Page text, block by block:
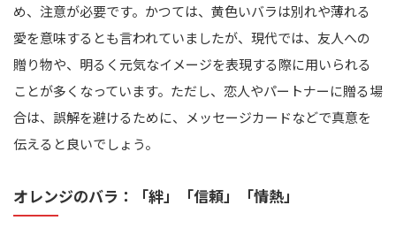
め、注意が必要です。かつては、黄色いバラは別れや薄れる
愛を意味するとも言われていましたが、現代では、友人への
贈り物や、明るく元気なイメージを表現する際に用いられる
ことが多くなっています。ただし、恋人やパートナーに贈る場
合は、誤解を避けるために、メッセージカードなどで真意を
伝えると良いでしょう。
オレンジのバラ：「絆」「信頼」「情熱」